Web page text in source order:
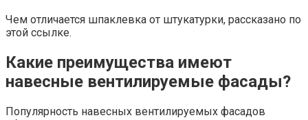
Чем отличается шпаклевка от штукатурки, рассказано по
этой ссылке.
Какие преимущества имеют
навесные вентилируемые фасады?
Популярность навесных вентилируемых фасадов